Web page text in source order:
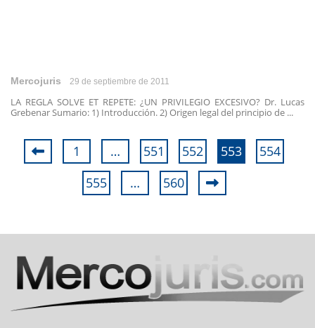
Mercojuris 29 de septiembre de 2011
LA REGLA SOLVE ET REPETE: ¿UN PRIVILEGIO EXCESIVO? Dr. Lucas
Grebenar Sumario: 1) Introducción. 2) Origen legal del principio de ...
1 … 551 552 553
554
555
… 560